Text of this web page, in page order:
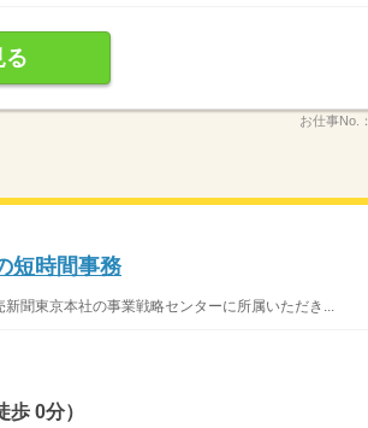
る
お仕事No.：
短時間事務
聞東京本社の事業戦略センターに所属いただき...
0分）